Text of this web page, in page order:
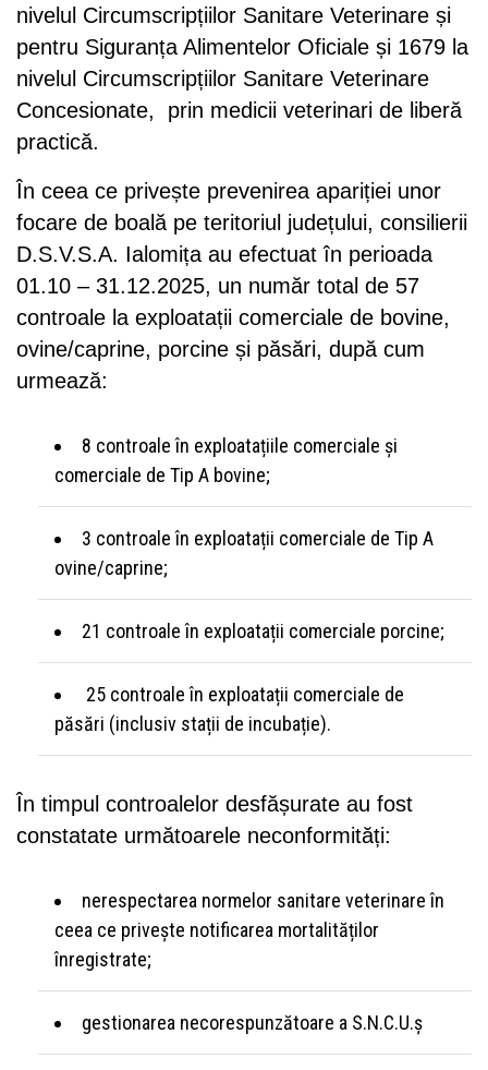
nivelul Circumscripțiilor Sanitare Veterinare și
pentru Siguranța Alimentelor Oficiale și 1679 la
nivelul Circumscripțiilor Sanitare Veterinare
Concesionate, prin medicii veterinari de liberă
practică.
În ceea ce privește prevenirea apariției unor
focare de boală pe teritoriul județului, consilierii
D.S.V.S.A. Ialomița au efectuat în perioada
01.10 – 31.12.2025, un număr total de 57
controale la exploatații comerciale de bovine,
ovine/caprine, porcine și păsări, după cum
urmează:
8 controale în exploatațiile comerciale și
comerciale de Tip A bovine;
3 controale în exploatații comerciale de Tip A
ovine/caprine;
21 controale în exploatații comerciale porcine;
25 controale în exploatații comerciale de
păsări (inclusiv stații de incubație).
În timpul controalelor desfășurate au fost
constatate următoarele neconformități:
nerespectarea normelor sanitare veterinare în
ceea ce privește notificarea mortalităților
înregistrate;
gestionarea necorespunzătoare a S.N.C.U.ș